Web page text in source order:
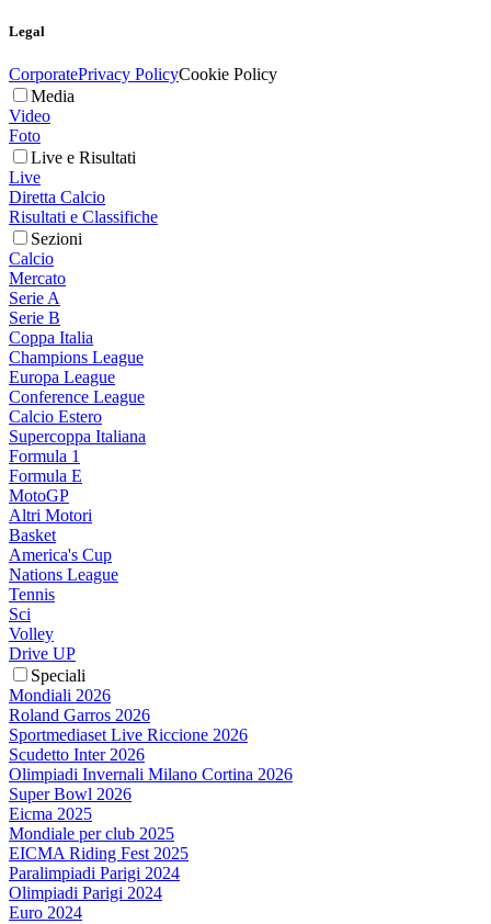
Legal
CorporatePrivacy PolicyCookie Policy
Media
Video
Foto
Live e Risultati
Live
Diretta Calcio
Risultati e Classifiche
Sezioni
Calcio
Mercato
Serie A
Serie B
Coppa Italia
Champions League
Europa League
Conference League
Calcio Estero
Supercoppa Italiana
Formula 1
Formula E
MotoGP
Altri Motori
Basket
America's Cup
Nations League
Tennis
Sci
Volley
Drive UP
Speciali
Mondiali 2026
Roland Garros 2026
Sportmediaset Live Riccione 2026
Scudetto Inter 2026
Olimpiadi Invernali Milano Cortina 2026
Super Bowl 2026
Eicma 2025
Mondiale per club 2025
EICMA Riding Fest 2025
Paralimpiadi Parigi 2024
Olimpiadi Parigi 2024
Euro 2024